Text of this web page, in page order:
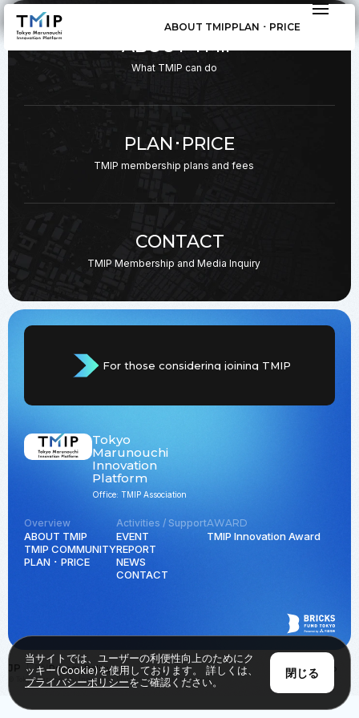
ABOUT TMIPPLAN ･ PRICE
ABOUT TMIP
What TMIP can do
PLAN･PRICE
TMIP membership plans and fees
CONTACT
TMIP Membership and Media Inquiry
For those considering joining TMIP
Tokyo
Marunouchi
Innovation
Platform
Office: TMIP Association
Overview
ABOUT TMIP
TMIP COMMUNITY
PLAN ･ PRICE
Activities / Support
EVENT
REPORT
NEWS
CONTACT
AWARD
TMIP Innovation Award
JP ENPrivacy Policy
© Tokyo Marunouchi Innovation Platform all rights reserved.
Back to Top
当サイトでは、ユーザーの利便性向上のためにク
ッキー(Cookie)を使用しております。 詳しくは、
プライバシーポリシーをご確認ください。
閉じる